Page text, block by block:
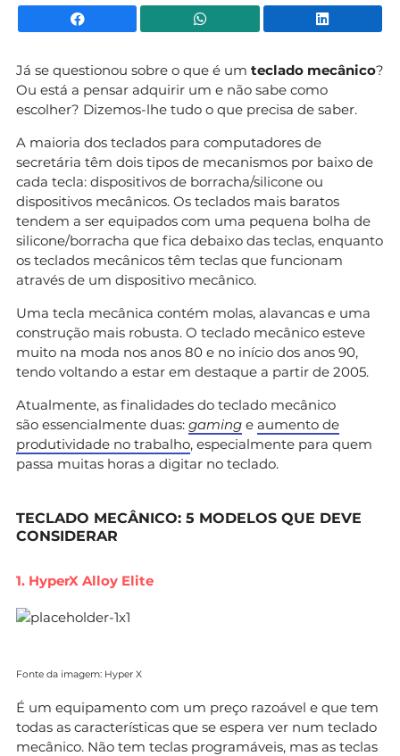
Facebook WhatsApp
Já se questionou sobre o que é um teclado mecânico?
Ou está a pensar adquirir um e não sabe como
escolher? Dizemos-lhe tudo o que precisa de saber.
A maioria dos teclados para computadores de
secretária têm dois tipos de mecanismos por baixo de
cada tecla: dispositivos de borracha/silicone ou
dispositivos mecânicos. Os teclados mais baratos
tendem a ser equipados com uma pequena bolha de
silicone/borracha que fica debaixo das teclas, enquanto
os teclados mecânicos têm teclas que funcionam
através de um dispositivo mecânico.
Uma tecla mecânica contém molas, alavancas e uma
construção mais robusta. O teclado mecânico esteve
muito na moda nos anos 80 e no início dos anos 90,
tendo voltando a estar em destaque a partir de 2005.
Atualmente, as finalidades do teclado mecânico
são essencialmente duas: gaming e aumento de
produtividade no trabalho, especialmente para quem
passa muitas horas a digitar no teclado.
TECLADO MECÂNICO: 5 MODELOS QUE DEVE
CONSIDERAR
1. HyperX Alloy Elite
Fonte da imagem: Hyper X
É um equipamento com um preço razoável e que tem
todas as características que se espera ver num teclado
mecânico. Não tem teclas programáveis, mas as teclas